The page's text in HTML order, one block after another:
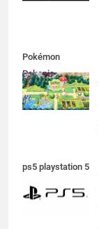
Pokémon
Pokopia
ps5 playstation 5